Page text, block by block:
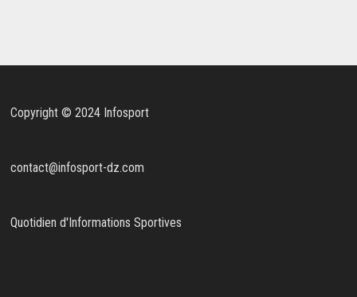
Copyright © 2024 Infosport
contact@infosport-dz.com
Quotidien d'Informations Sportives